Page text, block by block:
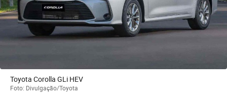
Toyota Corolla GLi HEV
Foto: Divulgação/Toyota